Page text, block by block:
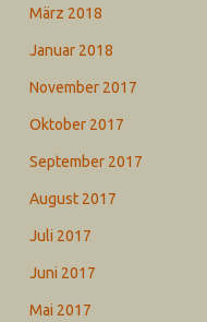
März 2018
Januar 2018
November 2017
Oktober 2017
September 2017
August 2017
Juli 2017
Juni 2017
Mai 2017